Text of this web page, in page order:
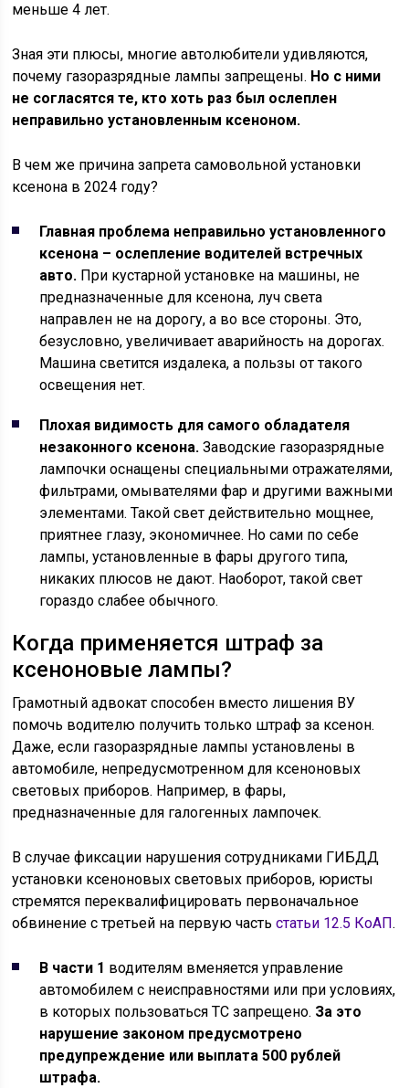
меньше 4 лет.
Зная эти плюсы, многие автолюбители удивляются,
почему газоразрядные лампы запрещены. Но с ними
не согласятся те, кто хоть раз был ослеплен
неправильно установленным ксеноном.
В чем же причина запрета самовольной установки
ксенона в 2024 году?
Главная проблема неправильно установленного
ксенона – ослепление водителей встречных
авто. При кустарной установке на машины, не
предназначенные для ксенона, луч света
направлен не на дорогу, а во все стороны. Это,
безусловно, увеличивает аварийность на дорогах.
Машина светится издалека, а пользы от такого
освещения нет.
Плохая видимость для самого обладателя
незаконного ксенона. Заводские газоразрядные
лампочки оснащены специальными отражателями,
фильтрами, омывателями фар и другими важными
элементами. Такой свет действительно мощнее,
приятнее глазу, экономичнее. Но сами по себе
лампы, установленные в фары другого типа,
никаких плюсов не дают. Наоборот, такой свет
гораздо слабее обычного.
Когда применяется штраф за
ксеноновые лампы?
Грамотный адвокат способен вместо лишения ВУ
помочь водителю получить только штраф за ксенон.
Даже, если газоразрядные лампы установлены в
автомобиле, непредусмотренном для ксеноновых
световых приборов. Например, в фары,
предназначенные для галогенных лампочек.
В случае фиксации нарушения сотрудниками ГИБДД
установки ксеноновых световых приборов, юристы
стремятся переквалифицировать первоначальное
обвинение с третьей на первую частьстатьи 12.5 КоАП.
В части 1 водителям вменяется управление
автомобилем с неисправностями или при условиях,
в которых пользоваться ТС запрещено. За это
нарушение законом предусмотрено
предупреждение или выплата 500 рублей
штрафа.